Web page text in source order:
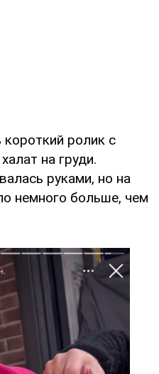
ролик с
на груди.
руками, но на
немного больше, чем